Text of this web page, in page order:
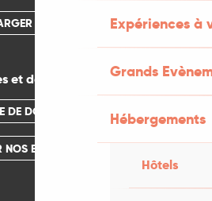
Expériences à
Grands
Hébergements
Hôtels
L'APPLICATION
et documentations
DE DOCUMENTATION
BROCHURES